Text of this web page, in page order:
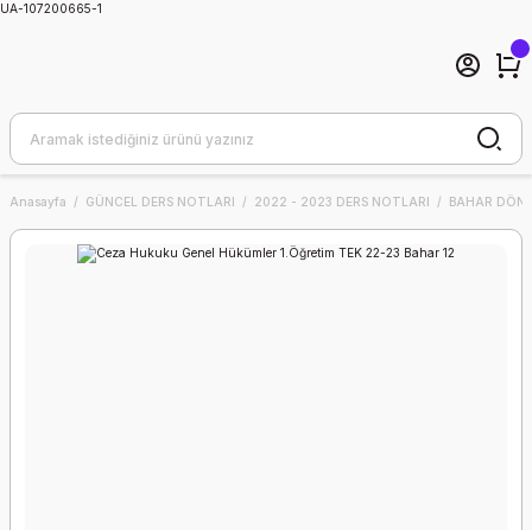
UA-107200665-1
Anasayfa GÜNCEL DERS NOTLARI 2022 - 2023 DERS NOTLARI BAHAR